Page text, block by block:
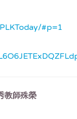
#p=1
教師殊榮